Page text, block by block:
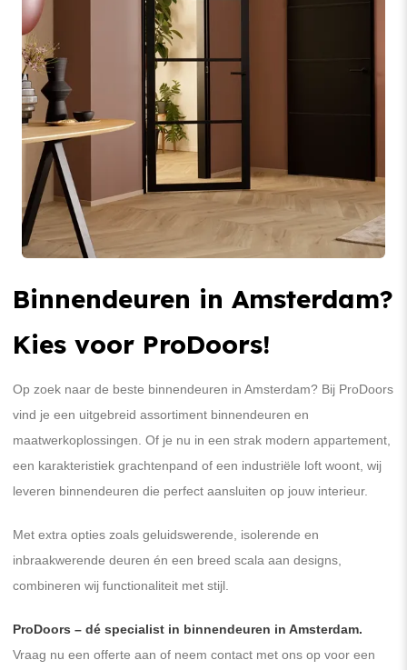
Binnendeuren in Amsterdam?
Kies voor ProDoors!
Op zoek naar de beste binnendeuren in Amsterdam? Bij ProDoors
vind je een uitgebreid assortiment binnendeuren en
maatwerkoplossingen. Of je nu in een strak modern appartement,
een karakteristiek grachtenpand of een industriële loft woont, wij
leveren binnendeuren die perfect aansluiten op jouw interieur.
Met extra opties zoals geluidswerende, isolerende en
inbraakwerende deuren én een breed scala aan designs,
combineren wij functionaliteit met stijl.
ProDoors – dé specialist in binnendeuren in Amsterdam.
Vraag nu een offerte aan of neem contact met ons op voor een